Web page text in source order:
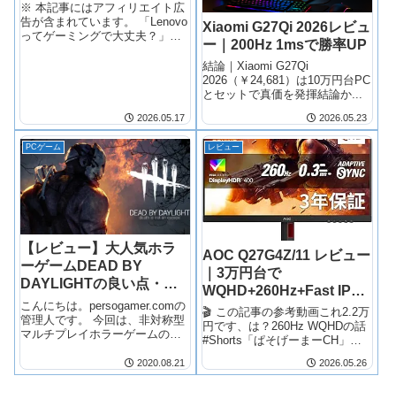
※ 本記事にはアフィリエイト広
告が含まれています。 「Lenovo
ってゲーミングで大丈夫？」と
問…
2026.05.17
Xiaomi G27Qi 2026レビュ
ー｜200Hz 1msで勝率UP
結論｜Xiaomi G27Qi
2026（￥24,681）は10万円台PC
とセットで真価を発揮結論か...
2026.05.23
PCゲーム
【レビュー】大人気ホラ
ーゲームDEAD BY
DAYLIGHTの良い点・改
善してほしい点を正直に
レビューしてみた
こんにちは。persogamer.comの
管理人です。 今回は、非対称型
マルチプレイホラーゲームの傑
イデイライト）」について、元
BTO PC店員としての視点と、
2020.08.21
レビュー
AOC Q27G4Z/11 レビュー
｜3万円台で
WQHD+260Hz+Fast IPS
を実現したコスパ最強ゲ
ーミングモニター
🎬 この記事の参考動画これ2.2万
円です、は？260Hz WQHDの話
#Shorts「ぱそげーまーCH」で
ングPCや周辺機器の正直レビュ
2026.05.26